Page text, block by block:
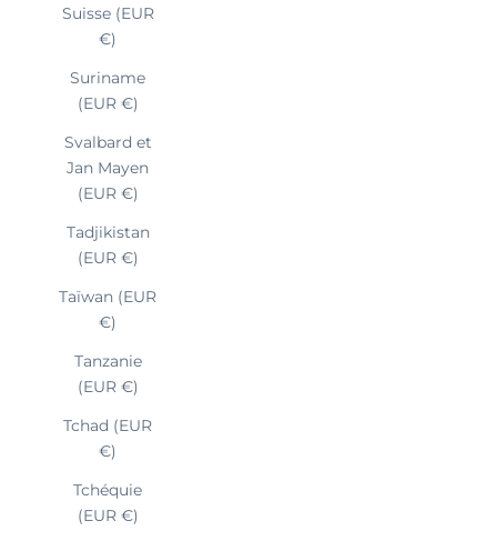
Suisse (EUR
€)
Suriname
(EUR €)
Svalbard et
Jan Mayen
(EUR €)
Tadjikistan
(EUR €)
Taïwan (EUR
€)
Tanzanie
(EUR €)
Tchad (EUR
€)
Tchéquie
(EUR €)